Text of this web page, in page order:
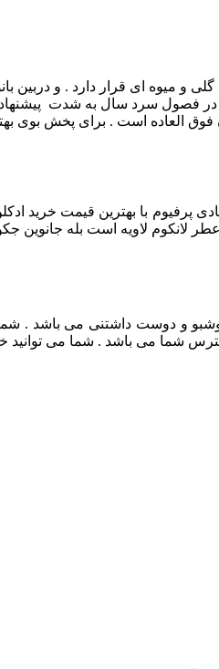
در فصول سرد سال به شدت
فوق العاده است . برای پخش بوی
پرفیوم با بهترین قیمت خرید
لاویه است بله جانوین